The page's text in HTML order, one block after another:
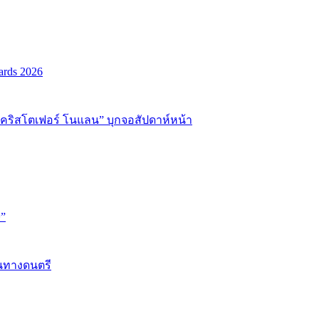
2026
คริสโตเฟอร์ โนแลน” บุกจอสัปดาห์หน้า
ทางดนตรี